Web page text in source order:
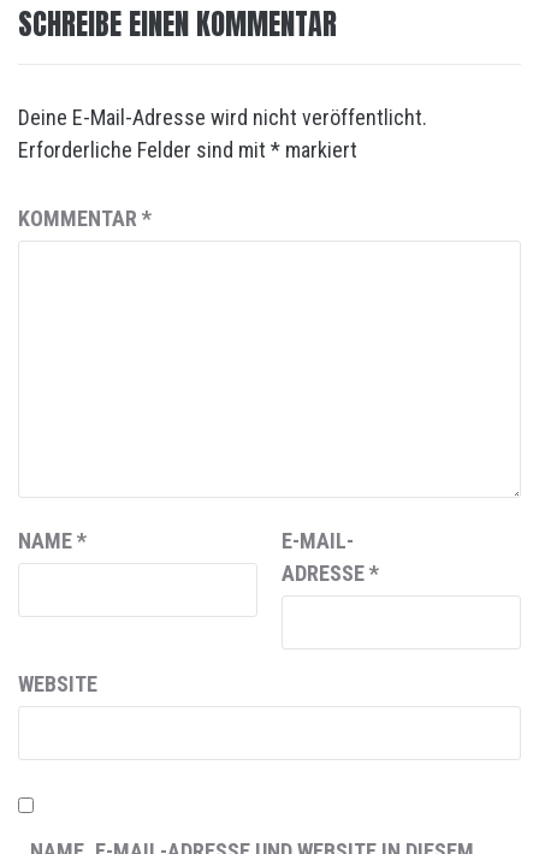
SCHREIBE EINEN KOMMENTAR
Deine E-Mail-Adresse wird nicht veröffentlicht.
Erforderliche Felder sind mit * markiert
KOMMENTAR *
NAME*
E-MAIL-
ADRESSE*
WEBSITE